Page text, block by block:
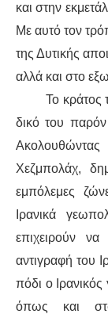
και στην
Με αυτό τον
της Δυτικής
αλλά και στο
Το κράτος
δικό του
Χεζμπολάχ,
εμπόλεμες
Ιρανικά
επιχειρούν
αντιγραφή του
πόδι ο
όπως και